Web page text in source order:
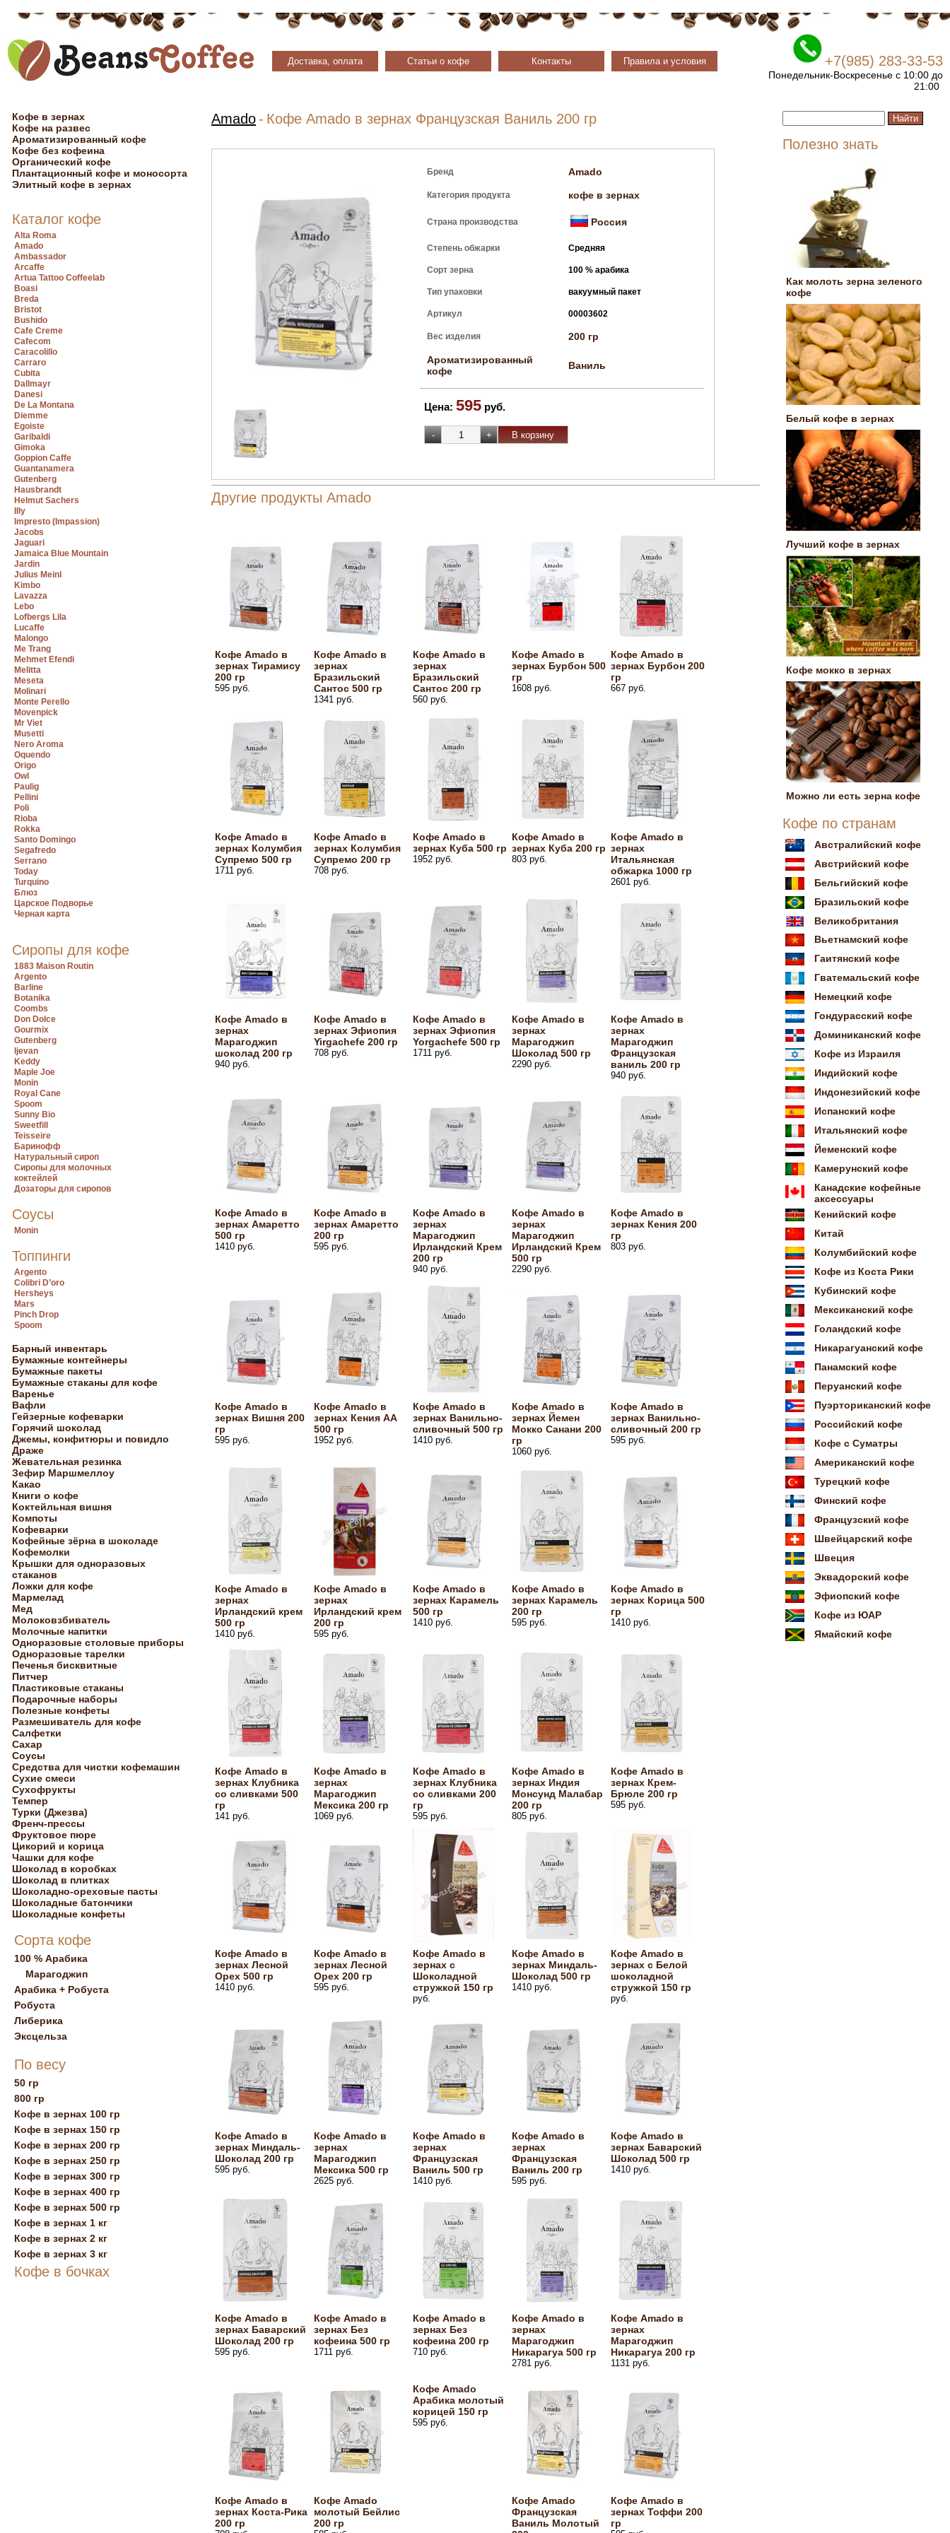
Доставка, оплата Статьи о кофе Контакты Правила и условия +7(985) 283-33-53
Понедельник-Воскресенье с 10:00 до
21:00
Кофе в зернах
Кофе на развес
Ароматизированный кофе
Кофе без кофеина
Органический кофе
Плантационный кофе и моносорта
Элитный кофе в зернах
Каталог кофе
Alta Roma
Amado
Ambassador
Arcaffe
Artua Tattoo Coffeelab
Boasi
Breda
Bristot
Bushido
Cafe Creme
Cafecom
Caracolillo
Carraro
Cubita
Dallmayr
Danesi
De La Montana
Diemme
Egoiste
Garibaldi
Gimoka
Goppion Caffe
Guantanamera
Gutenberg
Hausbrandt
Helmut Sachers
Illy
Impresto (Impassion)
Jacobs
Jaguari
Jamaica Blue Mountain
Jardin
Julius Meinl
Kimbo
Lavazza
Lebo
Lofbergs Lila
Lucaffe
Malongo
Me Trang
Mehmet Efendi
Melitta
Meseta
Molinari
Monte Perello
Movenpick
Mr Viet
Musetti
Nero Aroma
Oquendo
Origo
Owl
Paulig
Pellini
Poli
Rioba
Rokka
Santo Domingo
Segafredo
Serrano
Today
Turquino
Блюз
Царское Подворье
Черная карта
Сиропы для кофе
1883 Maison Routin
Argento
Barline
Botanika
Coombs
Don Dolce
Gourmix
Gutenberg
Ijevan
Keddy
Maple Joe
Monin
Royal Cane
Spoom
Sunny Bio
Sweetfill
Teisseire
Баринофф
Натуральный сироп
Сиропы для молочных
коктейлей
Дозаторы для сиропов
Соусы
Monin
Топпинги
Argento
Colibri D’oro
Hersheys
Mars
Pinch Drop
Spoom
Барный инвентарь
Бумажные контейнеры
Бумажные пакеты
Бумажные стаканы для кофе
Варенье
Вафли
Гейзерные кофеварки
Горячий шоколад
Джемы, конфитюры и повидло
Драже
Жевательная резинка
Зефир Маршмеллоу
Какао
Книги о кофе
Коктейльная вишня
Компоты
Кофеварки
Кофейные зёрна в шоколаде
Кофемолки
Крышки для одноразовых
стаканов
Ложки для кофе
Мармелад
Мед
Молоковзбиватель
Молочные напитки
Одноразовые столовые приборы
Одноразовые тарелки
Печенья бисквитные
Питчер
Пластиковые стаканы
Подарочные наборы
Полезные конфеты
Размешиватель для кофе
Салфетки
Сахар
Соусы
Средства для чистки кофемашин
Сухие смеси
Сухофрукты
Темпер
Турки (Джезва)
Френч-прессы
Фруктовое пюре
Цикорий и корица
Чашки для кофе
Шоколад в коробках
Шоколад в плитках
Шоколадно-ореховые пасты
Шоколадные батончики
Шоколадные конфеты
Сорта кофе
100 % Арабика
Марагоджип
Арабика + Робуста
Робуста
Либерика
Эксцельза
По весу
50 гр
800 гр
Кофе в зернах 100 гр
Кофе в зернах 150 гр
Кофе в зернах 200 гр
Кофе в зернах 250 гр
Кофе в зернах 300 гр
Кофе в зернах 400 гр
Кофе в зернах 500 гр
Кофе в зернах 1 кг
Кофе в зернах 2 кг
Кофе в зернах 3 кг
Кофе в бочках
Amado - Кофе Amado в зернах Французская Ваниль 200 гр
Бренд Amado
Категория продукта кофе в зернах
Страна производства Россия
Степень обжарки Средняя
Сорт зерна 100 % арабика
Тип упаковки вакуумный пакет
Артикул 00003602
Вес изделия 200 гр
Ароматизированный
кофе
Ваниль
Цена: 595 руб.
Другие продукты Amado
Кофе Amado в
зернах Тирамису
200 гр
595 руб.
Кофе Amado в
зернах
Бразильский
Сантос 500 гр
1341 руб.
Кофе Amado в
зернах
Бразильский
Сантос 200 гр
560 руб.
Кофе Amado в
зернах Бурбон 500
гр
1608 руб.
Кофе Amado в
зернах Бурбон 200
гр
667 руб.
Кофе Amado в
зернах Колумбия
Супремо 500 гр
1711 руб.
Кофе Amado в
зернах Колумбия
Супремо 200 гр
708 руб.
Кофе Amado в
зернах Куба 500 гр
1952 руб.
Кофе Amado в
зернах Куба 200 гр
803 руб.
Кофе Amado в
зернах
Итальянская
обжарка 1000 гр
2601 руб.
Кофе Amado в
зернах
Марагоджип
шоколад 200 гр
940 руб.
Кофе Amado в
зернах Эфиопия
Yirgachefe 200 гр
708 руб.
Кофе Amado в
зернах Эфиопия
Yorgachefe 500 гр
1711 руб.
Кофе Amado в
зернах
Марагоджип
Шоколад 500 гр
2290 руб.
Кофе Amado в
зернах
Марагоджип
Французская
ваниль 200 гр
940 руб.
Кофе Amado в
зернах Амаретто
500 гр
1410 руб.
Кофе Amado в
зернах Амаретто
200 гр
595 руб.
Кофе Amado в
зернах
Марагоджип
Ирландский Крем
200 гр
940 руб.
Кофе Amado в
зернах
Марагоджип
Ирландский Крем
500 гр
2290 руб.
Кофе Amado в
зернах Кения 200
гр
803 руб.
Кофе Amado в
зернах Вишня 200
гр
595 руб.
Кофе Amado в
зернах Кения AA
500 гр
1952 руб.
Кофе Amado в
зернах Ванильно-
сливочный 500 гр
1410 руб.
Кофе Amado в
зернах Йемен
Мокко Санани 200
гр
1060 руб.
Кофе Amado в
зернах Ванильно-
сливочный 200 гр
595 руб.
Кофе Amado в
зернах
Ирландский крем
500 гр
1410 руб.
Кофе Amado в
зернах
Ирландский крем
200 гр
595 руб.
Кофе Amado в
зернах Карамель
500 гр
1410 руб.
Кофе Amado в
зернах Карамель
200 гр
595 руб.
Кофе Amado в
зернах Корица 500
гр
1410 руб.
Кофе Amado в
зернах Клубника
со сливками 500
гр
141 руб.
Кофе Amado в
зернах
Марагоджип
Мексика 200 гр
1069 руб.
Кофе Amado в
зернах Клубника
со сливками 200
гр
595 руб.
Кофе Amado в
зернах Индия
Монсунд Малабар
200 гр
805 руб.
Кофе Amado в
зернах Крем-
Брюле 200 гр
595 руб.
Кофе Amado в
зернах Лесной
Орех 500 гр
1410 руб.
Кофе Amado в
зернах Лесной
Орех 200 гр
595 руб.
Кофе Amado в
зернах с
Шоколадной
стружкой 150 гр
руб.
Кофе Amado в
зернах Миндаль-
Шоколад 500 гр
1410 руб.
Кофе Amado в
зернах с Белой
шоколадной
стружкой 150 гр
руб.
Кофе Amado в
зернах Миндаль-
Шоколад 200 гр
595 руб.
Кофе Amado в
зернах
Марагоджип
Мексика 500 гр
2625 руб.
Кофе Amado в
зернах
Французская
Ваниль 500 гр
1410 руб.
Кофе Amado в
зернах
Французская
Ваниль 200 гр
595 руб.
Кофе Amado в
зернах Баварский
Шоколад 500 гр
1410 руб.
Кофе Amado в
зернах Баварский
Шоколад 200 гр
595 руб.
Кофе Amado в
зернах Без
кофеина 500 гр
1711 руб.
Кофе Amado в
зернах Без
кофеина 200 гр
710 руб.
Кофе Amado в
зернах
Марагоджип
Никарагуа 500 гр
2781 руб.
Кофе Amado в
зернах
Марагоджип
Никарагуа 200 гр
1131 руб.
Кофе Amado в
зернах Коста-Рика
200 гр
Кофе Amado
молотый Бейлис
200 гр
Кофе Amado
Арабика молотый
корицей 150 гр
595 руб.
Кофе Amado
Французская
Ваниль Молотый
Кофе Amado в
зернах Тоффи 200
гр
Полезно знать
Как молоть зерна зеленого
кофе
Белый кофе в зернах
Лучший кофе в зернах
Кофе мокко в зернах
Можно ли есть зерна кофе
Кофе по странам
Австралийский кофе
Австрийский кофе
Бельгийский кофе
Бразильский кофе
Великобритания
Вьетнамский кофе
Гаитянский кофе
Гватемальский кофе
Немецкий кофе
Гондурасский кофе
Доминиканский кофе
Кофе из Израиля
Индийский кофе
Индонезийский кофе
Испанский кофе
Итальянский кофе
Йеменский кофе
Камерунский кофе
Канадские кофейные
аксессуары
Кенийский кофе
Китай
Колумбийский кофе
Кофе из Коста Рики
Кубинский кофе
Мексиканский кофе
Голандский кофе
Никарагуанский кофе
Панамский кофе
Перуанский кофе
Пуэрториканский кофе
Российский кофе
Кофе с Суматры
Американский кофе
Турецкий кофе
Финский кофе
Французский кофе
Швейцарский кофе
Швеция
Эквадорский кофе
Эфиопский кофе
Кофе из ЮАР
Ямайский кофе